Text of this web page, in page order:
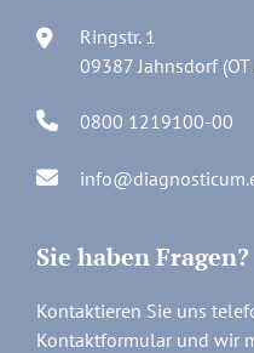
Ringstr. 1
09387 Jahnsdorf
0800 1219100-00
Sie haben Fragen?
Kontaktieren Sie uns
Kontaktformular und wir